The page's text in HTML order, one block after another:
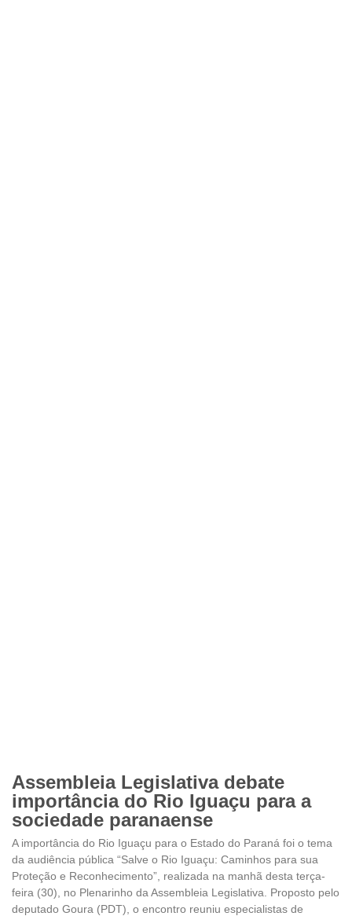
Assembleia Legislativa debate
importância do Rio Iguaçu para a
sociedade paranaense
A importância do Rio Iguaçu para o Estado do Paraná foi o tema
da audiência pública “Salve o Rio Iguaçu: Caminhos para sua
Proteção e Reconhecimento”, realizada na manhã desta terça-
feira (30), no Plenarinho da Assembleia Legislativa. Proposto pelo
deputado Goura (PDT), o encontro reuniu especialistas de